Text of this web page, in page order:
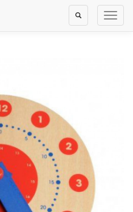
Toggle
Search